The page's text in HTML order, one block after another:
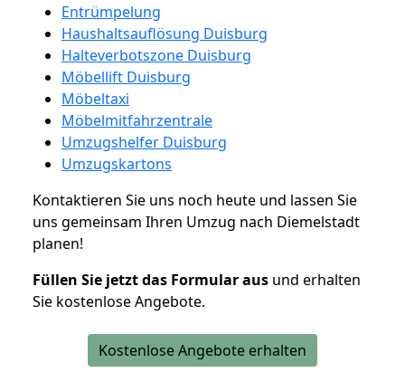
Entrümpelung
Haushaltsauflösung Duisburg
Halteverbotszone Duisburg
Möbellift Duisburg
Möbeltaxi
Möbelmitfahrzentrale
Umzugshelfer Duisburg
Umzugskartons
Kontaktieren Sie uns noch heute und lassen Sie
uns gemeinsam Ihren Umzug nach Diemelstadt
planen!
Füllen Sie jetzt das Formular aus und erhalten
Sie kostenlose Angebote.
Kostenlose Angebote erhalten